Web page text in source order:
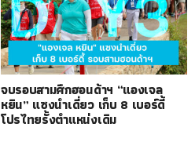
จบรอบสามศึกฮอนด้าฯ “แองเจล
หยิน” แซงนำเดี่ยว เก็บ 8 เบอร์ดี้
โปรไทยรั้งตำแหน่งเดิม